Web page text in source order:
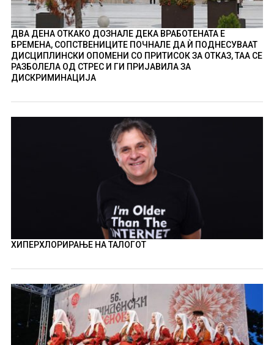
ДВА ДЕНА ОТКАКО ДОЗНАЛЕ ДЕКА ВРАБОТЕНАТА Е
БРЕМЕНА, СОПСТВЕНИЦИТЕ ПОЧНАЛЕ ДА Ѝ ПОДНЕСУВААТ
ДИСЦИПЛИНСКИ ОПОМЕНИ СО ПРИТИСОК ЗА ОТКАЗ, ТАА СЕ
РАЗБОЛЕЛА ОД СТРЕС И ГИ ПРИЈАВИЛА ЗА
ДИСКРИМИНАЦИЈА
ХИПЕРХЛОРИРАЊЕ НА ТАЛОГОТ